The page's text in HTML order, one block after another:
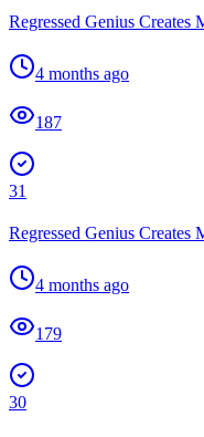
Regressed Genius
4 months ago
187
31
Regressed Genius
4 months ago
179
30